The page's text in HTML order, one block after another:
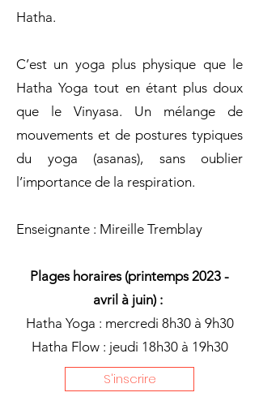
Hatha.
C’est un yoga plus physique que le
Hatha Yoga tout en étant plus doux
que le Vinyasa. Un mélange de
mouvements et de postures typiques
du yoga (asanas), sans oublier
l’importance de la respiration.
Enseignante : Mireille Tremblay
Plages horaires (printemps 2023 -
avril à juin) :
Hatha Yoga : mercredi 8h30 à 9h30
Hatha Flow : jeudi 18h30 à 19h30
S'inscrire